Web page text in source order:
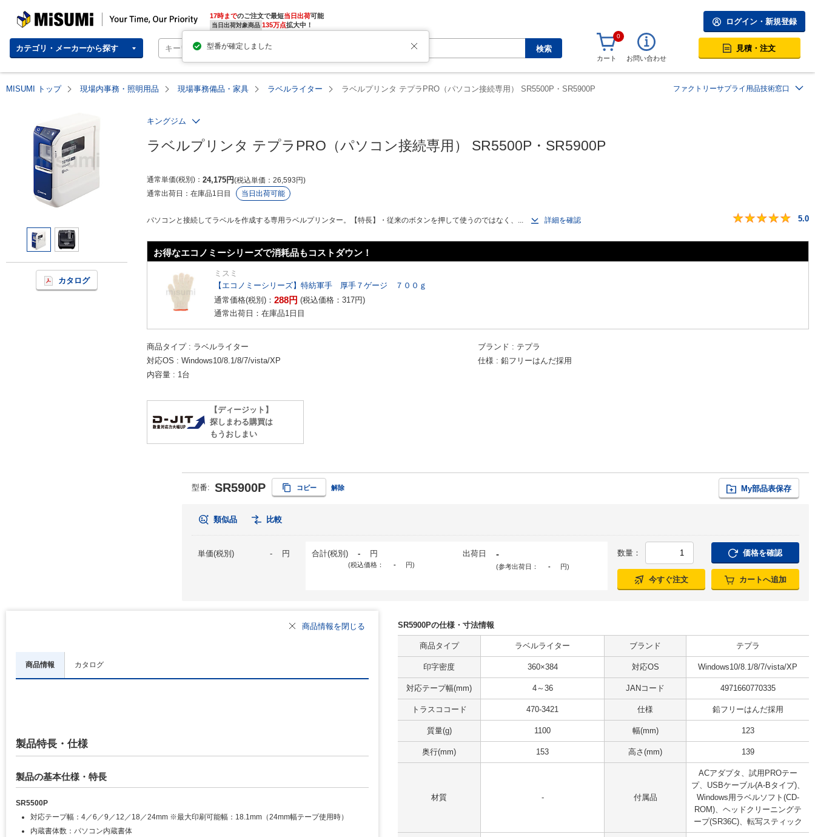
MISUMI | Your Time, Our Priority 17時までのご注文で最短当日出荷
当日出荷対象商品 135万点拡大中！
カテゴリ・メーカーから探す 検索
ログイン・新規登録
0
カート お問い合わせ
見積・注文
MISUMI トップ 現場内事務・照明用品 現場事務備品・家具 ラベルライター ラベルプリンタ テプラPRO（パソコン接続専用） SR5500P・SR5900P ファクトリーサプライ用品技術窓口
カタログ
キングジム
ラベルプリンタ テプラPRO（パソコン接続専用） SR5500P・SR5900P
通常単価(税別) 24,175円 税込単価 26,593円
通常出荷日： 在庫品1日目 当日出荷可能
パソコンと接続してラベルを作成する専用ラベルプリンター。【特長】・従来のボタンを押して使うのではなく、... 詳細を確認 5.0
お得なエコノミーシリーズで消耗品もコストダウン！
ミスミ
【エコノミーシリーズ】特紡軍手 厚手７ゲージ ７００ｇ
通常価格(税別)： 288円 (税込価格： 317円)
通常出荷日：在庫品1日目
商品タイプ ラベルライター ブランド
テプラ
対応OS
Windows10/8.1/8/7/vista/XP 仕様
鉛フリーはんだ採用
内容量
1台
【ディージット】
探しまわる購買は
もうおしまい
型番: SR5900P コピー 解除 My部品表保存
類似品 比較
単価(税別) - 円 合計(税別) - 円
(税込価格： - 円)
出荷日 -
(参考出荷日： - 円)
数量： 価格を確認
今すぐ注文 カートへ追加
商品情報を閉じる
商品情報 カタログ
製品特長・仕様
製品の基本仕様・特長
SR5500P
対応テープ幅：4／6／9／12／18／24mm ※最大印刷可能幅：18.1mm（24mm幅テープ使用時）
内蔵書体数：パソコン内蔵書体
SR5900Pの仕様・寸法情報
商品タイプ ラベルライター ブランド テプラ
印字密度 360×384 対応OS Windows10/8.1/8/7/vista/XP
対応テープ幅(mm) 4～36 JANコード 4971660770335
トラスココード 470-3421 仕様 鉛フリーはんだ採用
質量(g) 1100 幅(mm) 123
奥行(mm) 153 高さ(mm) 139
材質 - 付属品
ACアダプタ、試用PROテー
プ、USBケーブル(A-Bタイプ)、
Windows用ラベルソフト(CD‐
ROM)、ヘッドクリーニングテ
ープ(SR36C)、転写スティック
型番が確定しました